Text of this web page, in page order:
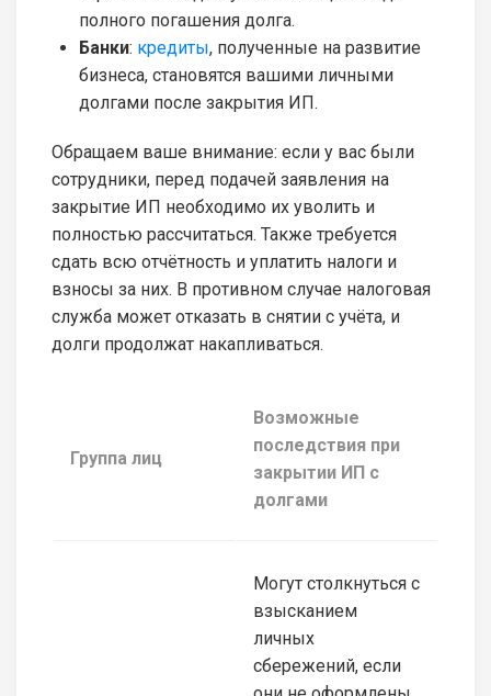
полного погашения долга.
Банки: кредиты, полученные на развитие
бизнеса, становятся вашими личными
долгами после закрытия ИП.
Обращаем ваше внимание: если у вас были
сотрудники, перед подачей заявления на
закрытие ИП необходимо их уволить и
полностью рассчитаться. Также требуется
сдать всю отчётность и уплатить налоги и
взносы за них. В противном случае налоговая
служба может отказать в снятии с учёта, и
долги продолжат накапливаться.
Группа лиц
Возможные
последствия при
закрытии ИП с
долгами
Могут столкнуться с
взысканием
личных
сбережений, если